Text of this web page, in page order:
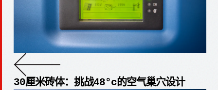
30厘米砖体：挑战48°c的空气巢穴设计